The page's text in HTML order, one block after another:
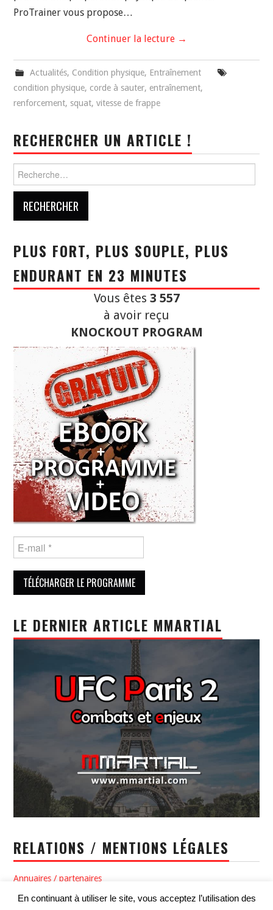
ProTrainer vous propose…
Continuer la lecture →
Actualités, Condition physique, Entraînement
condition physique, corde à sauter, entraînement,
renforcement, squat,vitesse de frappe
RECHERCHER UN ARTICLE !
PLUS FORT, PLUS SOUPLE, PLUS
ENDURANT EN 23 MINUTES
Vous êtes 3 557
à avoir reçu
KNOCKOUT PROGRAM
LE DERNIER ARTICLE MMARTIAL
RELATIONS / MENTIONS LÉGALES
Annuaires / partenaires
Politique de confidentialité / Conditions générales d’utilisation
En continuant à utiliser le site, vous acceptez l’utilisation des